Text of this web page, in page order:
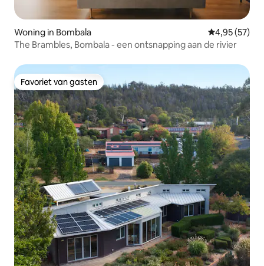
Woning in Bombala Gemiddelde
4,95 (57)
The Brambles, Bombala - een ontsnapping aan de rivier
Favoriet van gasten
Favoriet van gasten